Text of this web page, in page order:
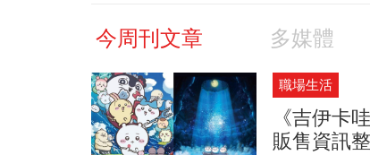
今周刊文章 多媒體
職場生活
《吉伊卡
販售資訊